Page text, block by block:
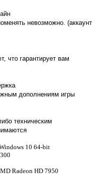
невозможно. (аккаунт
что гарантирует вам
дополнениям игры
техническим
10 64-bit
Radeon HD 7950